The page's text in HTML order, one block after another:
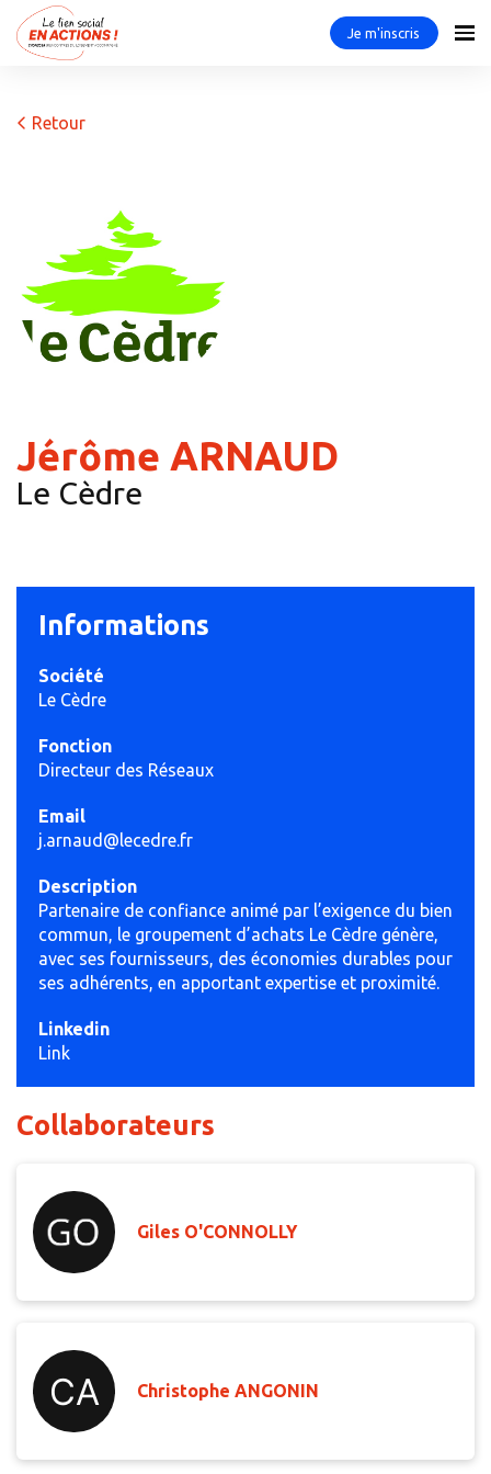
Je m'inscris
Retour
Jérôme ARNAUD
Le Cèdre
Informations
Société
Le Cèdre
Fonction
Directeur des Réseaux
Email
j.arnaud@lecedre.fr
Description
Partenaire de confiance animé par l’exigence du bien
commun, le groupement d’achats Le Cèdre génère,
avec ses fournisseurs, des économies durables pour
ses adhérents, en apportant expertise et proximité.
Linkedin
Link
Collaborateurs
Giles O'CONNOLLY
Christophe ANGONIN